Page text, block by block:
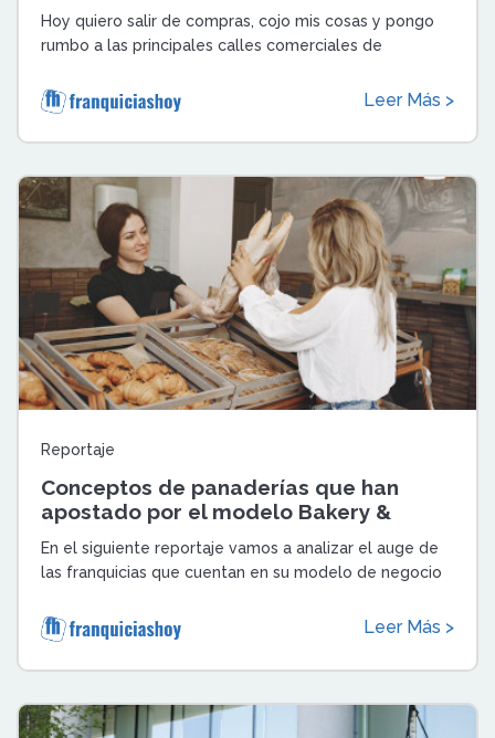
Hoy quiero salir de compras, cojo mis cosas y pongo
rumbo a las principales calles comerciales de
Leer Más >
Reportaje
Conceptos de panaderías que han
apostado por el modelo Bakery &
Coffee
En el siguiente reportaje vamos a analizar el auge de
las franquicias que cuentan en su modelo de negocio
Leer Más >